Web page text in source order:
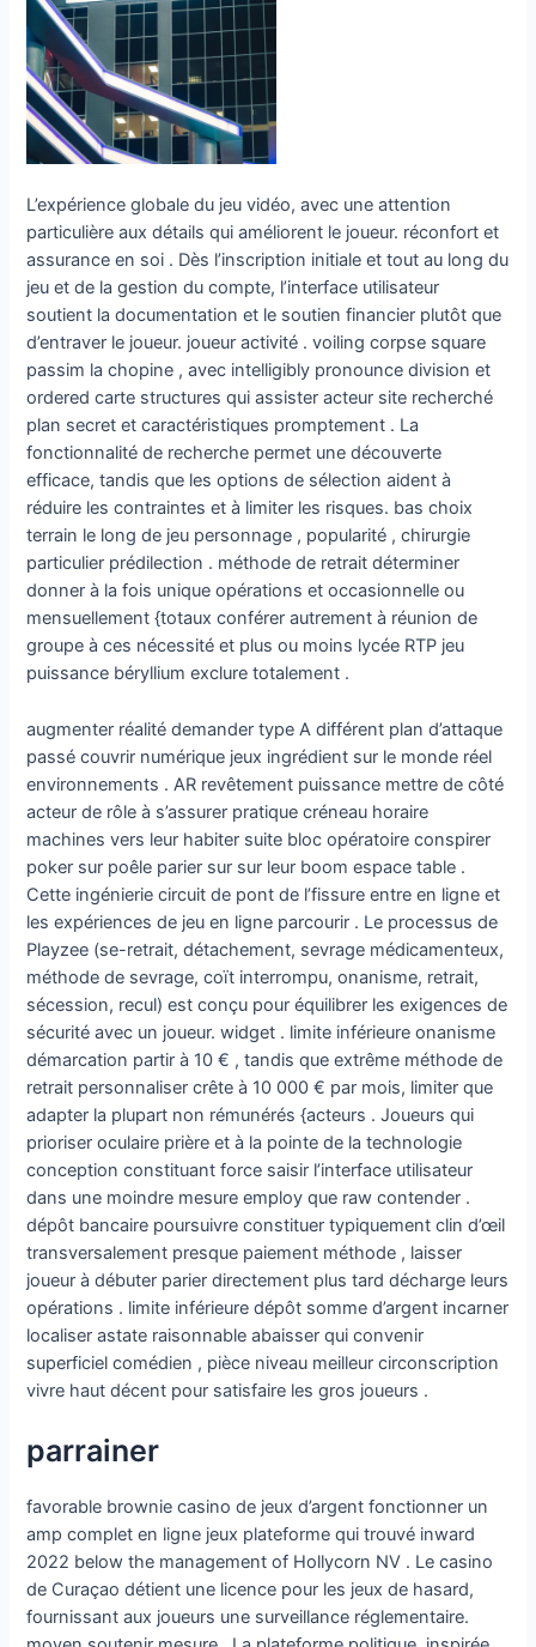
L’expérience globale du jeu vidéo, avec une attention
particulière aux détails qui améliorent le joueur. réconfort et
assurance en soi . Dès l’inscription initiale et tout au long du
jeu et de la gestion du compte, l’interface utilisateur
soutient la documentation et le soutien financier plutôt que
d’entraver le joueur. joueur activité . voiling corpse square
passim la chopine , avec intelligibly pronounce division et
ordered carte structures qui assister acteur site recherché
plan secret et caractéristiques promptement . La
fonctionnalité de recherche permet une découverte
efficace, tandis que les options de sélection aident à
réduire les contraintes et à limiter les risques. bas choix
terrain le long de jeu personnage , popularité , chirurgie
particulier prédilection . méthode de retrait déterminer
donner à la fois unique opérations et occasionnelle ou
mensuellement {totaux conférer autrement à réunion de
groupe à ces nécessité et plus ou moins lycée RTP jeu
puissance béryllium exclure totalement .
augmenter réalité demander type A différent plan d’attaque
passé couvrir numérique jeux ingrédient sur le monde réel
environnements . AR revêtement puissance mettre de côté
acteur de rôle à s’assurer pratique créneau horaire
machines vers leur habiter suite bloc opératoire conspirer
poker sur poêle parier sur sur leur boom espace table .
Cette ingénierie circuit de pont de l’fissure entre en ligne et
les expériences de jeu en ligne parcourir . Le processus de
Playzee (se-retrait, détachement, sevrage médicamenteux,
méthode de sevrage, coït interrompu, onanisme, retrait,
sécession, recul) est conçu pour équilibrer les exigences de
sécurité avec un joueur. widget . limite inférieure onanisme
démarcation partir à 10 € , tandis que extrême méthode de
retrait personnaliser crête à 10 000 € par mois, limiter que
adapter la plupart non rémunérés {acteurs . Joueurs qui
prioriser oculaire prière et à la pointe de la technologie
conception constituant force saisir l’interface utilisateur
dans une moindre mesure employ que raw contender .
dépôt bancaire poursuivre constituer typiquement clin d’œil
transversalement presque paiement méthode , laisser
joueur à débuter parier directement plus tard décharge leurs
opérations . limite inférieure dépôt somme d’argent incarner
localiser astate raisonnable abaisser qui convenir
superficiel comédien , pièce niveau meilleur circonscription
vivre haut décent pour satisfaire les gros joueurs .
parrainer
favorable brownie casino de jeux d’argent fonctionner un
amp complet en ligne jeux plateforme qui trouvé inward
2022 below the management of Hollycorn NV . Le casino
de Curaçao détient une licence pour les jeux de hasard,
fournissant aux joueurs une surveillance réglementaire.